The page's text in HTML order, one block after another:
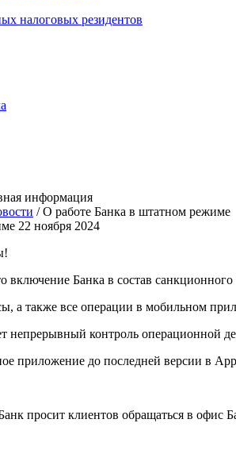
налоговых резидентов
информация
/О работе Банка в штатном режиме
22 ноября 2024
включение Банка в состав
а также все операции в мобильном
непрерывный контроль операционной
приложение до последней версии в
просит клиентов обращаться в офис